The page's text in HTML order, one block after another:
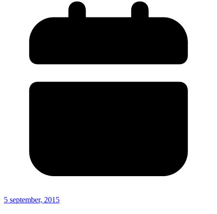
5 september, 2015